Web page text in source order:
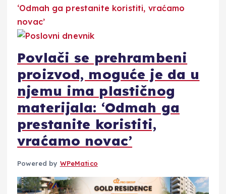
Povlači se prehrambeni
proizvod, moguće je da u
njemu ima plastičnog
materijala: ‘Odmah ga
prestanite koristiti,
vraćamo novac’
Powered by WPeMatico